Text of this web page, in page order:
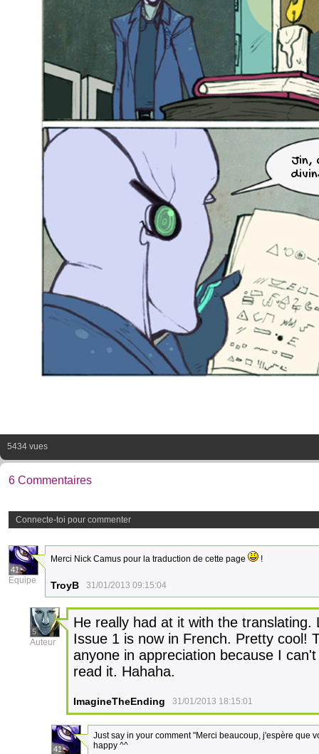
Jin,
5434 vues
6 Commentaires
Connecte-toi pour commenter
41
Équipe
Merci Nick Camus pour la traduction de cette page !
TroyB 31/01/2013 09:15:04
5
Auteur
He really had at it with the
Issue 1 is now in French. Pretty cool!
anyone in appreciation because I
read it. Hahaha.
ImagineTheEnding 31/01/2013 18:15:01
41
Just say in your comment "Merci beaucoup, j'espère que
happy ^^